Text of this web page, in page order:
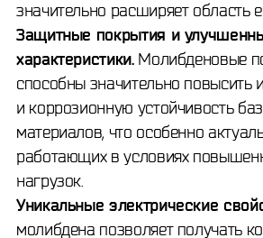
значительно расширяет область
Защитные покрытия и
характеристики.Молибденовые
способны значительно повысить
и коррозионную устойчивость
материалов, что особенно
работающих в условиях
нагрузок.
Уникальные электрические
молибдена позволяет получать